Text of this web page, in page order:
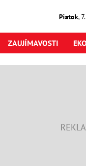
Piatok,
ZAUJÍMAVOSTI